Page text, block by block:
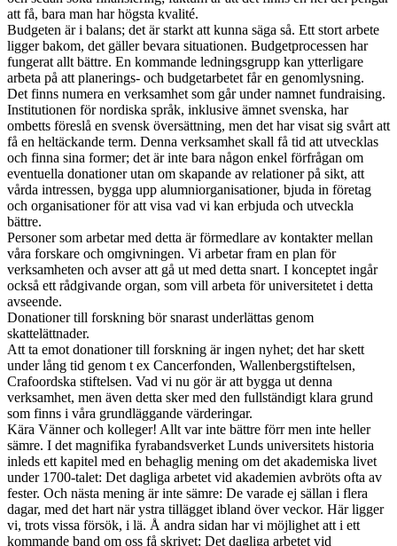
att få, bara man har högsta kvalité.
Budgeten är i balans; det är starkt att kunna säga så. Ett stort arbete
ligger bakom, det gäller bevara situationen. Budgetprocessen har
fungerat allt bättre. En kommande ledningsgrupp kan ytterligare
arbeta på att planerings- och budgetarbetet får en genomlysning.
Det finns numera en verksamhet som går under namnet fundraising.
Institutionen för nordiska språk, inklusive ämnet svenska, har
ombetts föreslå en svensk översättning, men det har visat sig svårt att
få en heltäckande term. Denna verksamhet skall få tid att utvecklas
och finna sina former; det är inte bara någon enkel förfrågan om
eventuella donationer utan om skapande av relationer på sikt, att
vårda intressen, bygga upp alumniorganisationer, bjuda in företag
och organisationer för att visa vad vi kan erbjuda och utveckla
bättre.
Personer som arbetar med detta är förmedlare av kontakter mellan
våra forskare och omgivningen. Vi arbetar fram en plan för
verksamheten och avser att gå ut med detta snart. I konceptet ingår
också ett rådgivande organ, som vill arbeta för universitetet i detta
avseende.
Donationer till forskning bör snarast underlättas genom
skattelättnader.
Att ta emot donationer till forskning är ingen nyhet; det har skett
under lång tid genom t ex Cancerfonden, Wallenbergstiftelsen,
Crafoordska stiftelsen. Vad vi nu gör är att bygga ut denna
verksamhet, men även detta sker med den fullständigt klara grund
som finns i våra grundläggande värderingar.
Kära Vänner och kolleger! Allt var inte bättre förr men inte heller
sämre. I det magnifika fyrabandsverket Lunds universitets historia
inleds ett kapitel med en behaglig mening om det akademiska livet
under 1700-talet: Det dagliga arbetet vid akademien avbröts ofta av
fester. Och nästa mening är inte sämre: De varade ej sällan i flera
dagar, med det hart när ystra tillägget ibland över veckor. Här ligger
vi, trots vissa försök, i lä. Å andra sidan har vi möjlighet att i ett
kommande band om oss få skrivet: Det dagliga arbetet vid